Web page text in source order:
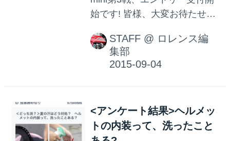
その詳細をお知らせしましょ
始です! 皆様、大変お待たせい
mini、 来る10月15日(木)に開
催される 第3戦の エントリー
受付をスタートいたします! 秋
STAFF @ ロレンス編
集部
<アンケート結果>ヘルメッ
トの内装って、洗ったこと